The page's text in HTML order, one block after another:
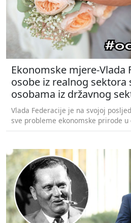
Ekonomske mjere-Vlada
osobe iz realnog sektora
osobama iz državnog
Vlada Federacije je na svojoj
sve probleme ekonomske prirode